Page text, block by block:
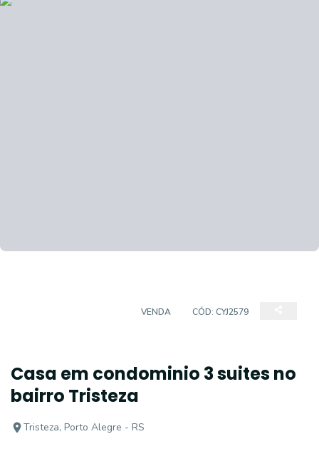
VENDA CÓD: CYJ2579
Casa em condominio 3 suites no
bairro Tristeza
Tristeza, Porto Alegre - RS